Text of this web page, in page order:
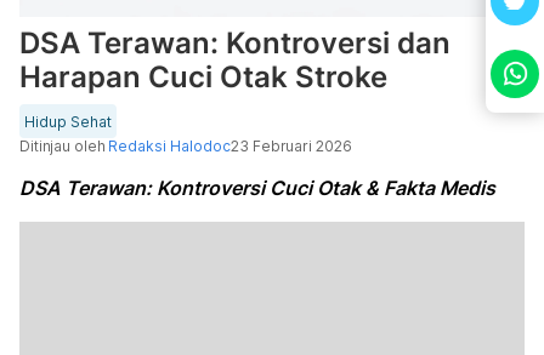
DSA Terawan: Kontroversi dan
Harapan Cuci Otak Stroke
Hidup Sehat
Ditinjau oleh Redaksi Halodoc23 Februari 2026
DSA Terawan: Kontroversi Cuci Otak & Fakta Medis